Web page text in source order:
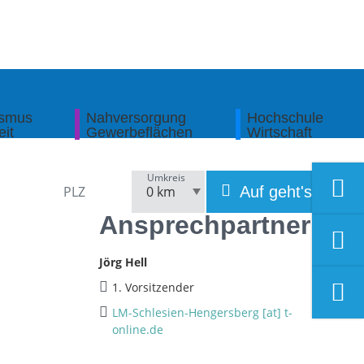
Nahversorgung
Gewerbeflächen
Hochschule
Wirtschaft
Umkreis
Auf geht's!
Ansprechpartner
Jörg Hell
1. Vorsitzender
LM-Schlesien-Hengersberg [at] t-
online.de